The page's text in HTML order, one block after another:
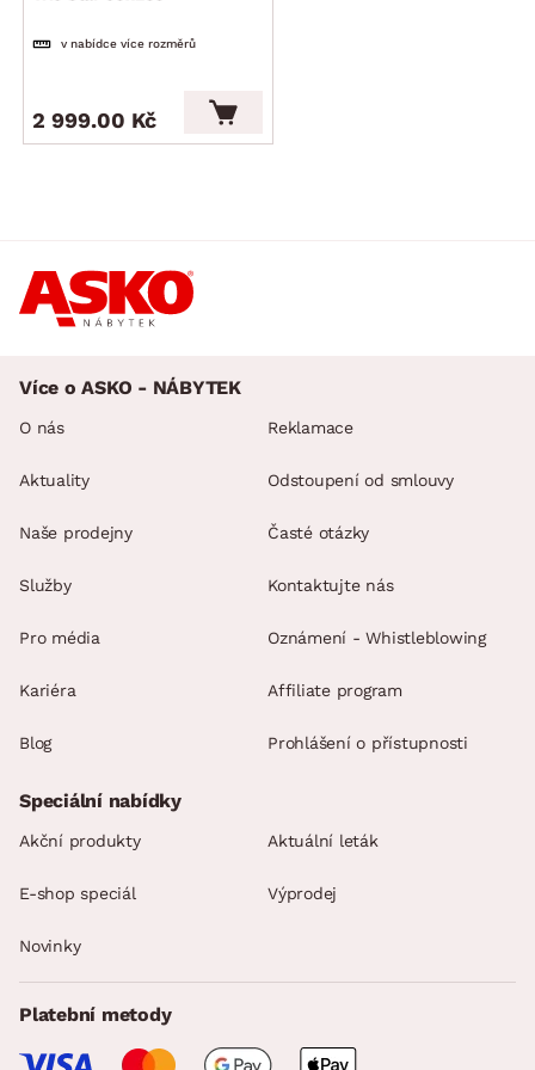
v nabídce více rozměrů
2 999.00 Kč
Více o ASKO - NÁBYTEK
O nás
Aktuality
Naše prodejny
Služby
Pro média
Kariéra
Blog
Reklamace
Odstoupení od smlouvy
Časté otázky
Kontaktujte nás
Oznámení - Whistleblowing
Affiliate program
Prohlášení o přístupnosti
Speciální nabídky
Akční produkty Aktuální leták
E-shop speciál Výprodej
Novinky
Platební metody